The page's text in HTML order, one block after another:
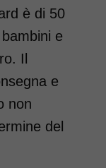
-
è di 50
e
Il
e
non
del